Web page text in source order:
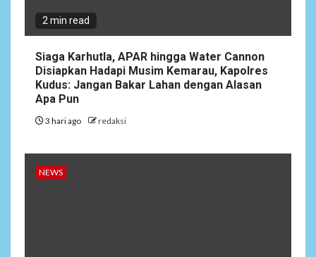
2 min read
Siaga Karhutla, APAR hingga Water Cannon
Disiapkan Hadapi Musim Kemarau, Kapolres
Kudus: Jangan Bakar Lahan dengan Alasan
Apa Pun
3 hari ago redaksi
NEWS